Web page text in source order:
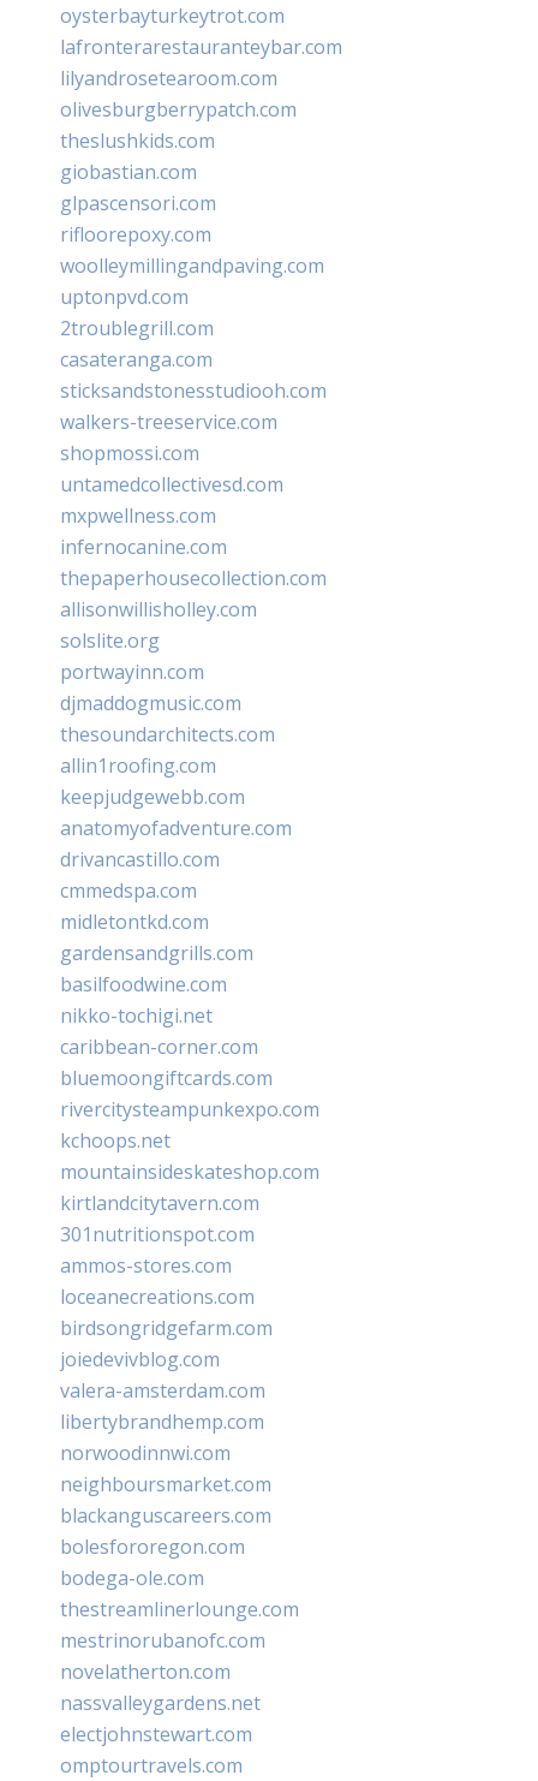
oysterbayturkeytrot.com
lafronterarestauranteybar.com
lilyandrosetearoom.com
olivesburgberrypatch.com
theslushkids.com
giobastian.com
glpascensori.com
rifloorepoxy.com
woolleymillingandpaving.com
uptonpvd.com
2troublegrill.com
casateranga.com
sticksandstonesstudiooh.com
walkers-treeservice.com
shopmossi.com
untamedcollectivesd.com
mxpwellness.com
infernocanine.com
thepaperhousecollection.com
allisonwillisholley.com
solslite.org
portwayinn.com
djmaddogmusic.com
thesoundarchitects.com
allin1roofing.com
keepjudgewebb.com
anatomyofadventure.com
drivancastillo.com
cmmedspa.com
midletontkd.com
gardensandgrills.com
basilfoodwine.com
nikko-tochigi.net
caribbean-corner.com
bluemoongiftcards.com
rivercitysteampunkexpo.com
kchoops.net
mountainsideskateshop.com
kirtlandcitytavern.com
301nutritionspot.com
ammos-stores.com
loceanecreations.com
birdsongridgefarm.com
joiedevivblog.com
valera-amsterdam.com
libertybrandhemp.com
norwoodinnwi.com
neighboursmarket.com
blackanguscareers.com
bolesfororegon.com
bodega-ole.com
thestreamlinerlounge.com
mestrinorubanofc.com
novelatherton.com
nassvalleygardens.net
electjohnstewart.com
omptourtravels.com